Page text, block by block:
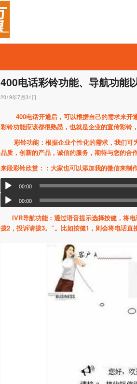
400电话彩铃功能、导航功能
2019年7月31日
400电话开通后，可以根据自己的需求来开
彩铃功能应该都很熟悉，也就是企业的宣传彩铃
彩铃功能：根据企业个性化的需求，我们可
品质，创新的产品，诚信的服务，期待与您的合
来段彩铃欣赏：：大家也可以添加我的微信来制
00:00
00:00
IVR导航功能：通过语音提示选择按健，将
拨2 ，投诉请拨3。”。比如按健1 ，则会将电话直